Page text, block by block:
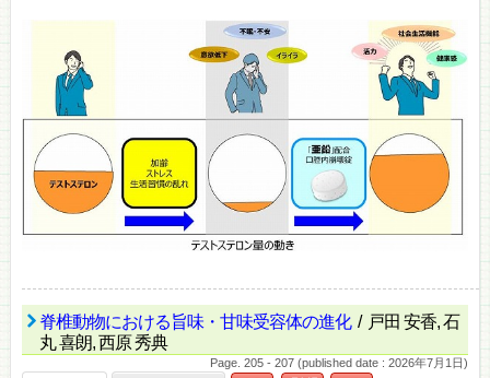
脊椎動物における旨味・甘味受容体の進化 / 戸田 安香, 石
丸 喜朗, 西原 秀典
Page. 205 - 207 (published date : 2026年7月1日)